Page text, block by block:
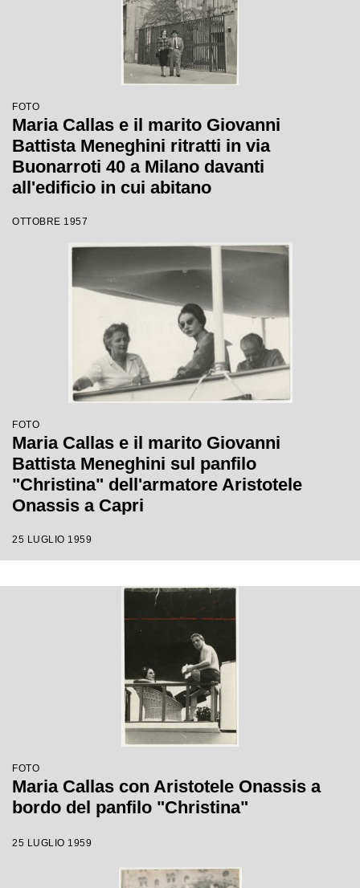
FOTO
Maria Callas e il marito Giovanni
Battista Meneghini ritratti in via
Buonarroti 40 a Milano davanti
all'edificio in cui abitano
OTTOBRE 1957
FOTO
Maria Callas e il marito Giovanni
Battista Meneghini sul panfilo
"Christina" dell'armatore Aristotele
Onassis a Capri
25 LUGLIO 1959
FOTO
Maria Callas con Aristotele Onassis a
bordo del panfilo "Christina"
25 LUGLIO 1959